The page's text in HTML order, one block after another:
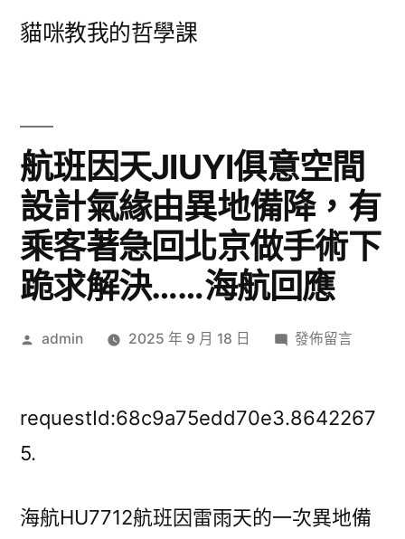
貓咪教我的哲學課
航班因天JIUYI俱意空間
設計氣緣由異地備降，有
乘客著急回北京做手術下
跪求解決……海航回應
作
admin 2025 年 9 月 18 日
在
因
意
發佈留言
requestId:68c9a75edd70e3.8642267
5.
海航HU7712航班因雷雨天的一次異地備